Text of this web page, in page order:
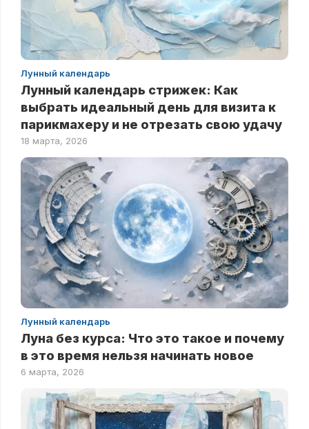
Лунный календарь
Лунный календарь стрижек: Как
выбрать идеальный день для визита к
парикмахеру и не отрезать свою удачу
18 марта, 2026
Лунный календарь
Луна без курса: Что это такое и почему
в это время нельзя начинать новое
6 марта, 2026